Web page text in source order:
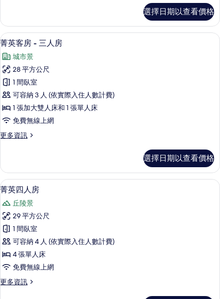
有
相
片
連
通
套
的
詳
情
選擇日期以查看價格
顯
示
菁
英
客
房
-
三
人
的
所
有
相
片
6
菁英客房 - 三人房
城市景
28 平方公尺
1 間臥室
可容納 3 人 (依實際入住人數計費)
1 張加大雙人床和 1 張單人床
免費無線上網
更多資訊
更
客
房
-
人
房
的
詳
情
選擇日期以查看價格
顯
示
菁
英
四
人
房
的
所
羽絨被、迷你吧、書桌、遮光布/窗簾
8
菁英四人房
丘陵景
29 平方公尺
1 間臥室
可容納 4 人 (依實際入住人數計費)
4 張單人床
免費無線上網
更多資訊
更